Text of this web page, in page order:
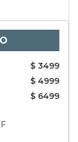
$ 3499
$ 4999
$ 6499